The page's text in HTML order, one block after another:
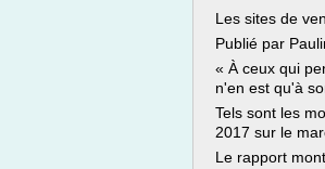
Les sites de
Publié par
« À ceux qui
n'en est qu'à
Tels sont les
2017 sur le
Le rapport